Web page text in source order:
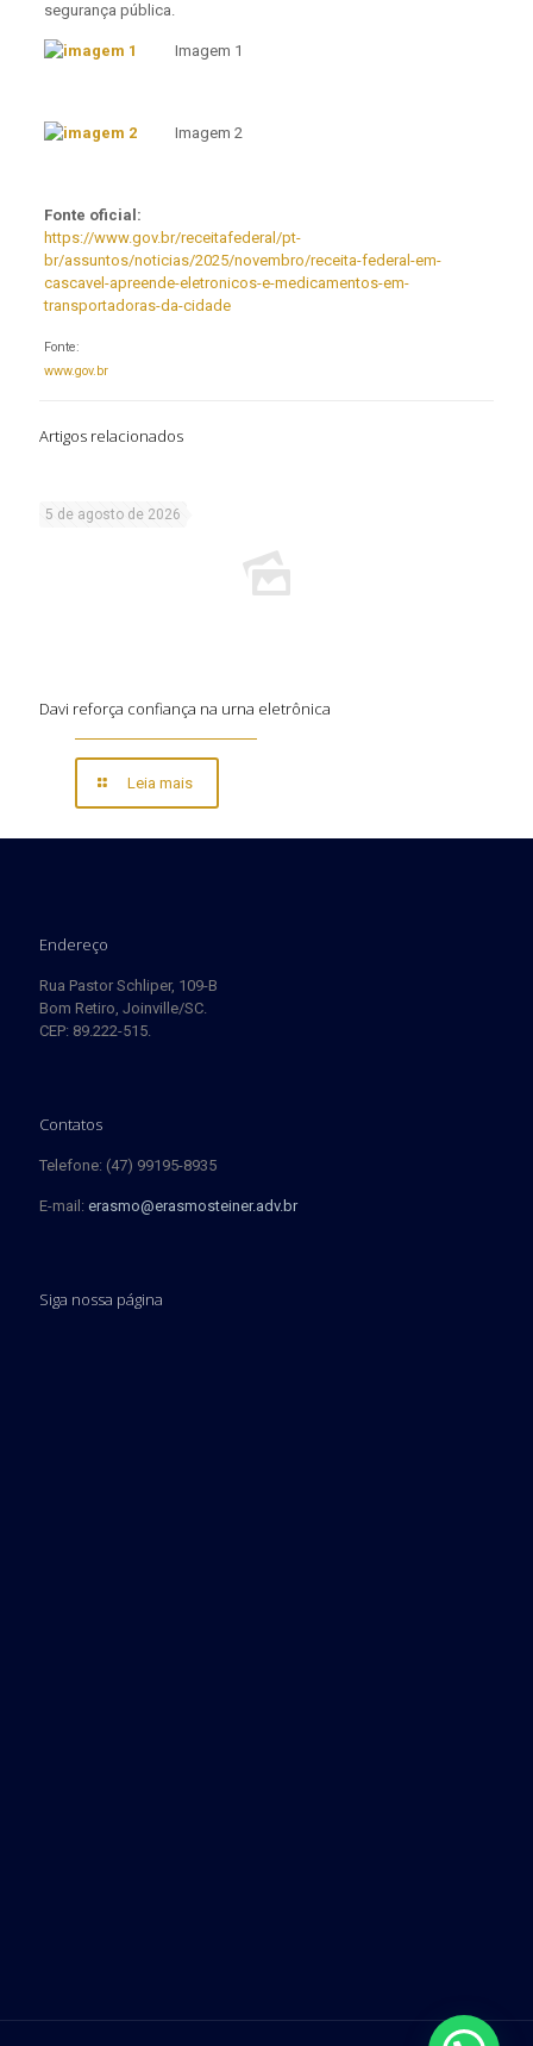
segurança pública.
Imagem 1
Imagem 2
Fonte oficial:
https://www.gov.br/receitafederal/pt-
br/assuntos/noticias/2025/novembro/receita-federal-em-
cascavel-apreende-eletronicos-e-medicamentos-em-
transportadoras-da-cidade
Fonte:
www.gov.br
Artigos relacionados
5 de agosto de 2026
Davi reforça confiança na urna eletrônica
Leia mais
Endereço
Rua Pastor Schliper, 109-B
Bom Retiro, Joinville/SC.
CEP: 89.222-515.
Contatos
Telefone: (47) 99195-8935
E-mail: erasmo@erasmosteiner.adv.br
Siga nossa página